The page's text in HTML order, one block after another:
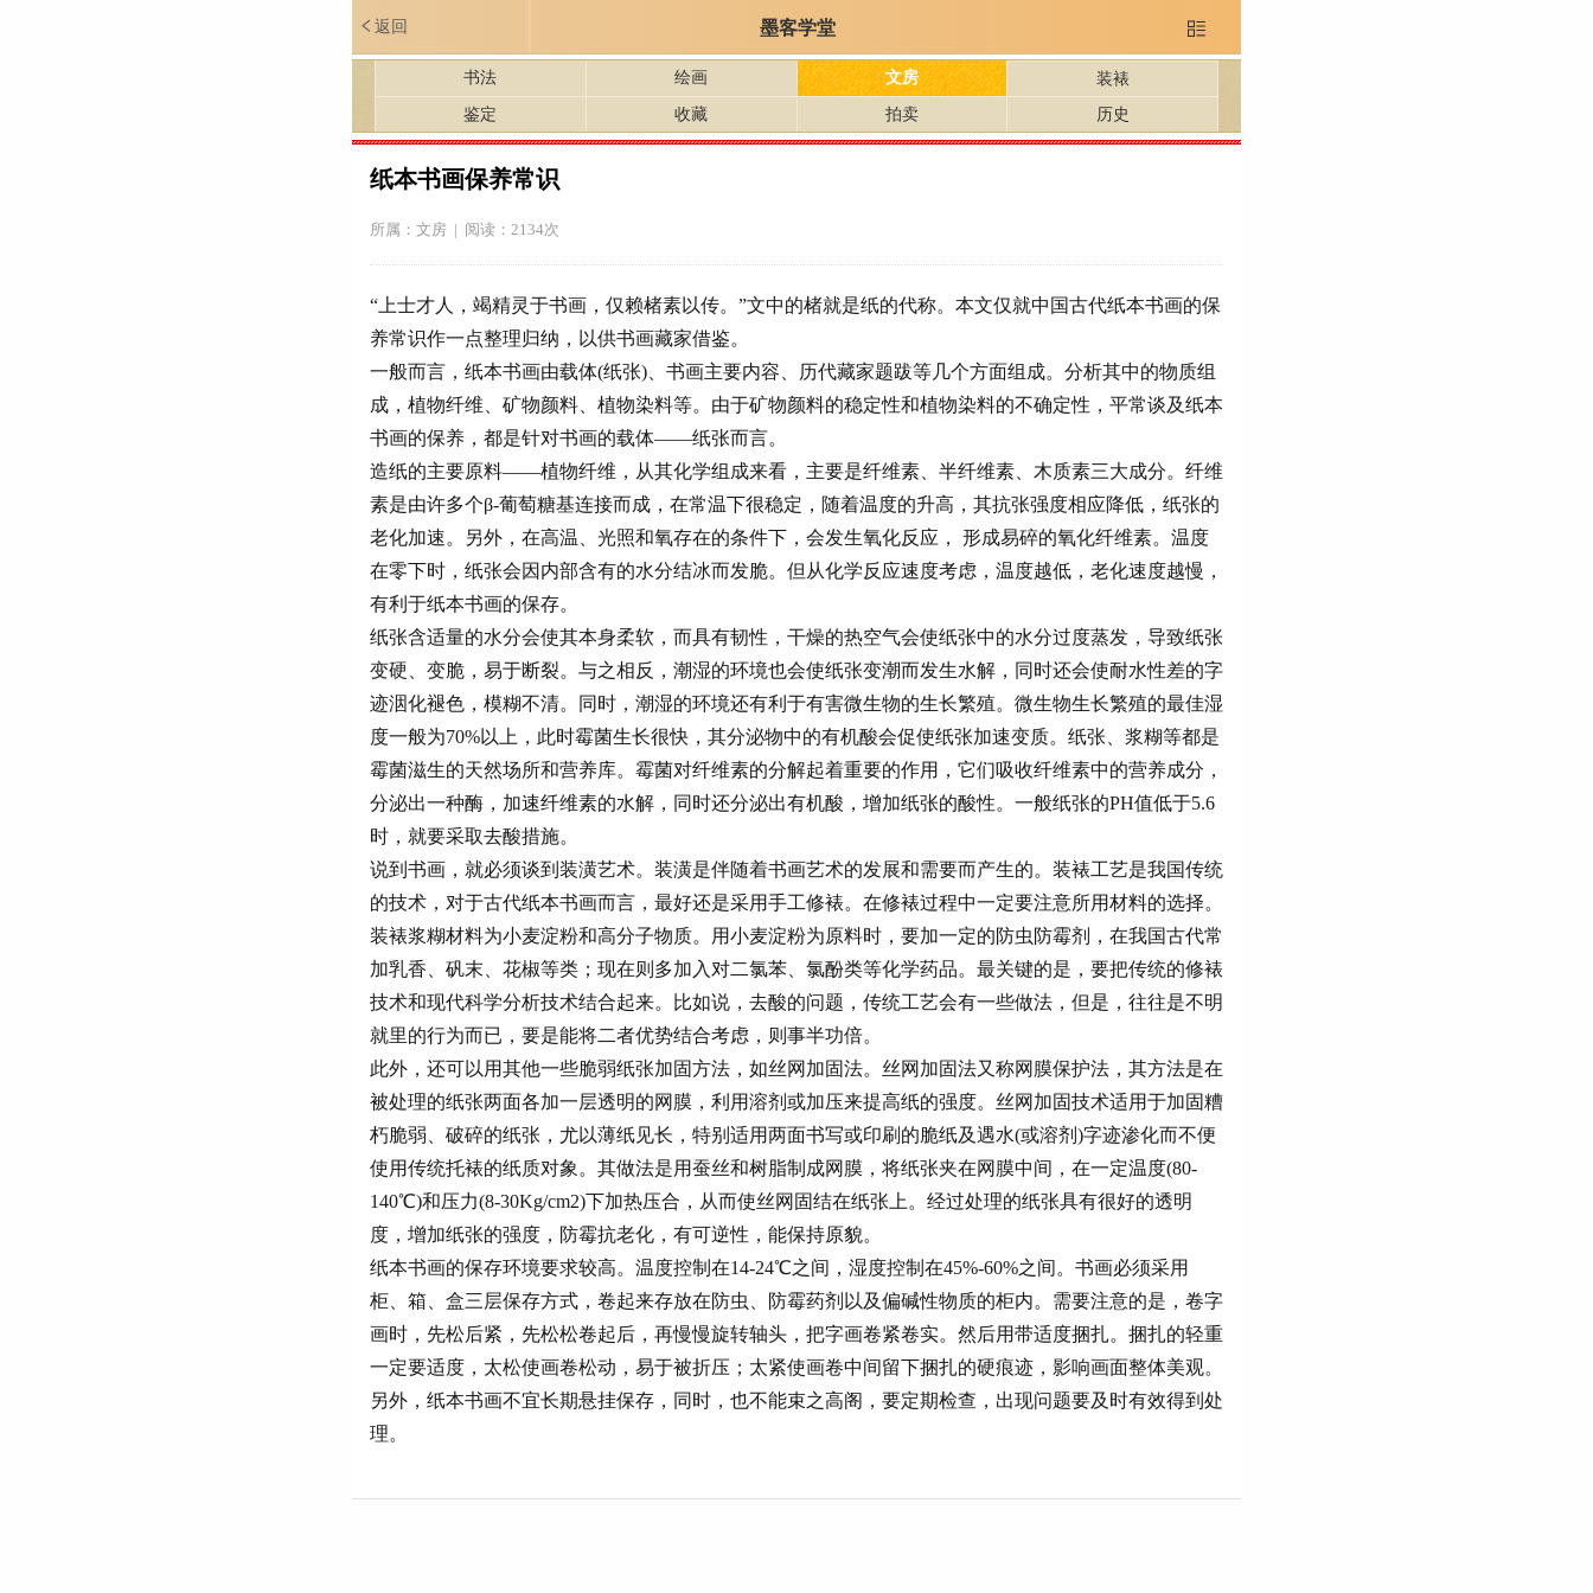
返回 墨客学堂 
书法 绘画 文房
装裱
鉴定
收藏 拍卖 历史
纸本书画保养常识
所属： 文房 | 阅读：2134次
“上士才人，竭精灵于书画，仅赖楮素以传。”文中的楮就是纸的代称。本文仅就中国古代纸本书画的保
养常识作一点整理归纳，以供书画藏家借鉴。
一般而言，纸本书画由载体(纸张)、书画主要内容、历代藏家题跋等几个方面组成。分析其中的物质组
成，植物纤维、矿物颜料、植物染料等。由于矿物颜料的稳定性和植物染料的不确定性，平常谈及纸本
书画的保养，都是针对书画的载体——纸张而言。
造纸的主要原料——植物纤维，从其化学组成来看，主要是纤维素、半纤维素、木质素三大成分。纤维
素是由许多个β-葡萄糖基连接而成，在常温下很稳定，随着温度的升高，其抗张强度相应降低，纸张的
老化加速。另外，在高温、光照和氧存在的条件下，会发生氧化反应， 形成易碎的氧化纤维素。温度
在零下时，纸张会因内部含有的水分结冰而发脆。但从化学反应速度考虑，温度越低，老化速度越慢，
有利于纸本书画的保存。
纸张含适量的水分会使其本身柔软，而具有韧性，干燥的热空气会使纸张中的水分过度蒸发，导致纸张
变硬、变脆，易于断裂。与之相反，潮湿的环境也会使纸张变潮而发生水解，同时还会使耐水性差的字
迹洇化褪色，模糊不清。同时，潮湿的环境还有利于有害微生物的生长繁殖。微生物生长繁殖的最佳湿
度一般为70%以上，此时霉菌生长很快，其分泌物中的有机酸会促使纸张加速变质。纸张、浆糊等都是
霉菌滋生的天然场所和营养库。霉菌对纤维素的分解起着重要的作用，它们吸收纤维素中的营养成分，
分泌出一种酶，加速纤维素的水解，同时还分泌出有机酸，增加纸张的酸性。一般纸张的PH值低于5.6
时，就要采取去酸措施。
说到书画，就必须谈到装潢艺术。装潢是伴随着书画艺术的发展和需要而产生的。装裱工艺是我国传统
的技术，对于古代纸本书画而言，最好还是采用手工修裱。在修裱过程中一定要注意所用材料的选择。
装裱浆糊材料为小麦淀粉和高分子物质。用小麦淀粉为原料时，要加一定的防虫防霉剂，在我国古代常
加乳香、矾末、花椒等类；现在则多加入对二氯苯、氯酚类等化学药品。最关键的是，要把传统的修裱
技术和现代科学分析技术结合起来。比如说，去酸的问题，传统工艺会有一些做法，但是，往往是不明
就里的行为而已，要是能将二者优势结合考虑，则事半功倍。
此外，还可以用其他一些脆弱纸张加固方法，如丝网加固法。丝网加固法又称网膜保护法，其方法是在
被处理的纸张两面各加一层透明的网膜，利用溶剂或加压来提高纸的强度。丝网加固技术适用于加固糟
朽脆弱、破碎的纸张，尤以薄纸见长，特别适用两面书写或印刷的脆纸及遇水(或溶剂)字迹渗化而不便
使用传统托裱的纸质对象。其做法是用蚕丝和树脂制成网膜，将纸张夹在网膜中间，在一定温度(80-
140℃)和压力(8-30Kg/cm2)下加热压合，从而使丝网固结在纸张上。经过处理的纸张具有很好的透明
度，增加纸张的强度，防霉抗老化，有可逆性，能保持原貌。
纸本书画的保存环境要求较高。温度控制在14-24℃之间，湿度控制在45%-60%之间。书画必须采用
柜、箱、盒三层保存方式，卷起来存放在防虫、防霉药剂以及偏碱性物质的柜内。需要注意的是，卷字
画时，先松后紧，先松松卷起后，再慢慢旋转轴头，把字画卷紧卷实。然后用带适度捆扎。捆扎的轻重
一定要适度，太松使画卷松动，易于被折压；太紧使画卷中间留下捆扎的硬痕迹，影响画面整体美观。
另外，纸本书画不宜长期悬挂保存，同时，也不能束之高阁，要定期检查，出现问题要及时有效得到处
理。